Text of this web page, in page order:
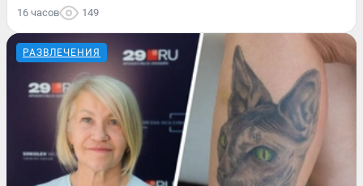
16 часов 149
РАЗВЛЕЧЕНИЯ